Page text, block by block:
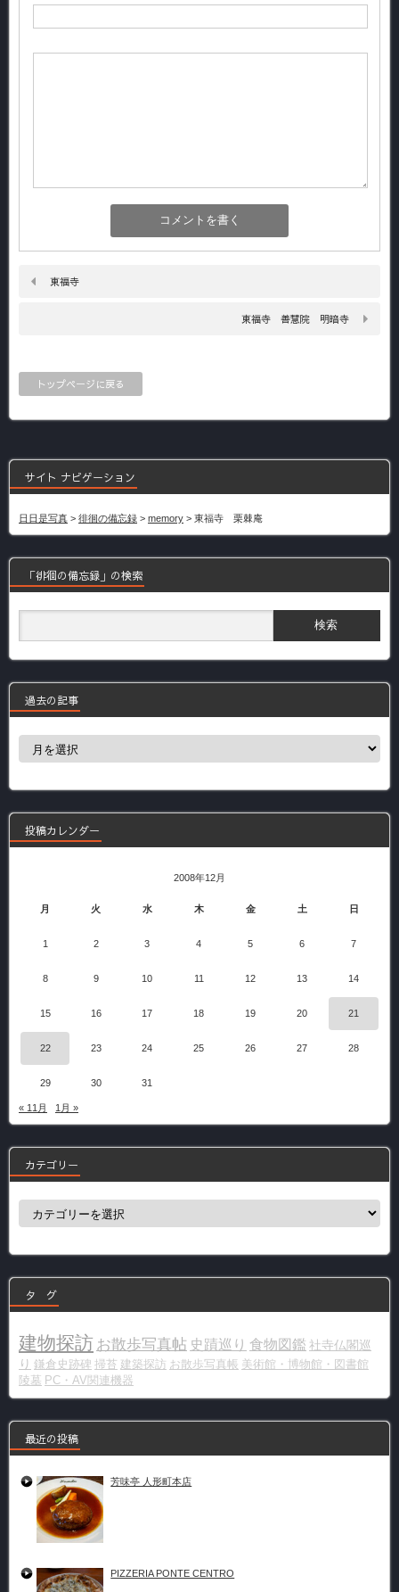
東福寺
東福寺 善慧院 明暗寺
トップページに戻る
サイト ナビゲーション
日日是写真 > 徘徊の備忘録 > memory > 東福寺 栗棘庵
「徘徊の備忘録」の検索
過去の記事
過
事
投稿カレンダー
2008年12月
月 火 水 木 金 土 日
1 2 3 4 5 6 7
8 9 10 11 12 13 14
15 16 17 18 19 20 21
22 23 24 25 26 27 28
29 30 31
« 11月 1月 »
カテゴリー
カ
ー
タ グ
建物探訪 お散歩写真帖 史蹟巡り 食物図鑑 社寺仏閣巡
り 鎌倉史跡碑 掃苔 建築探訪 お散歩写真帳 美術館・博物館・図書館
陵墓 PC・AV関連機器
最近の投稿
芳味亭 人形町本店
PIZZERIA PONTE CENTRO